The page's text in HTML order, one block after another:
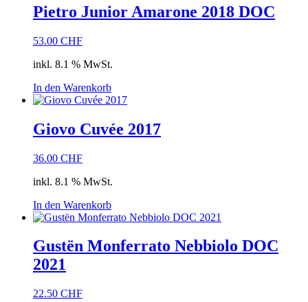
Pietro Junior Amarone 2018 DOC
53.00 CHF
inkl. 8.1 % MwSt.
In den Warenkorb
Giovo Cuvée 2017
36.00 CHF
inkl. 8.1 % MwSt.
In den Warenkorb
Gustën Monferrato Nebbiolo DOC
2021
22.50 CHF